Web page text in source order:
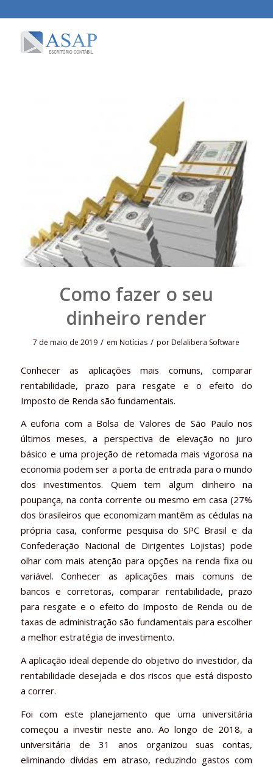
Como fazer o seu
dinheiro render
7 de maio de 2019 / emNotícias / porDelalibera Software
Conhecer as aplicações mais comuns, comparar
rentabilidade, prazo para resgate e o efeito do
Imposto de Renda são fundamentais.
A euforia com a Bolsa de Valores de São Paulo nos
últimos meses, a perspectiva de elevação no juro
básico e uma projeção de retomada mais vigorosa na
economia podem ser a porta de entrada para o mundo
dos investimentos. Quem tem algum dinheiro na
poupança, na conta corrente ou mesmo em casa (27%
dos brasileiros que economizam mantêm as cédulas na
própria casa, conforme pesquisa do SPC Brasil e da
Confederação Nacional de Dirigentes Lojistas) pode
olhar com mais atenção para opções na renda fixa ou
variável. Conhecer as aplicações mais comuns de
bancos e corretoras, comparar rentabilidade, prazo
para resgate e o efeito do Imposto de Renda ou de
taxas de administração são fundamentais para escolher
a melhor estratégia de investimento.
A aplicação ideal depende do objetivo do investidor, da
rentabilidade desejada e dos riscos que está disposto
a correr.
Foi com este planejamento que uma universitária
começou a investir neste ano. Ao longo de 2018, a
universitária de 31 anos organizou suas contas,
eliminando dívidas em atraso, reduzindo gastos com